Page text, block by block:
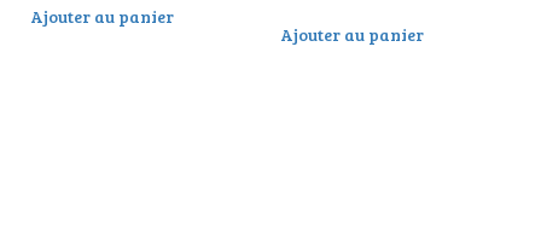
Ajouter au panier
Ajouter au panier